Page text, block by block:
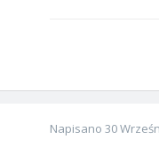
Napisano 30